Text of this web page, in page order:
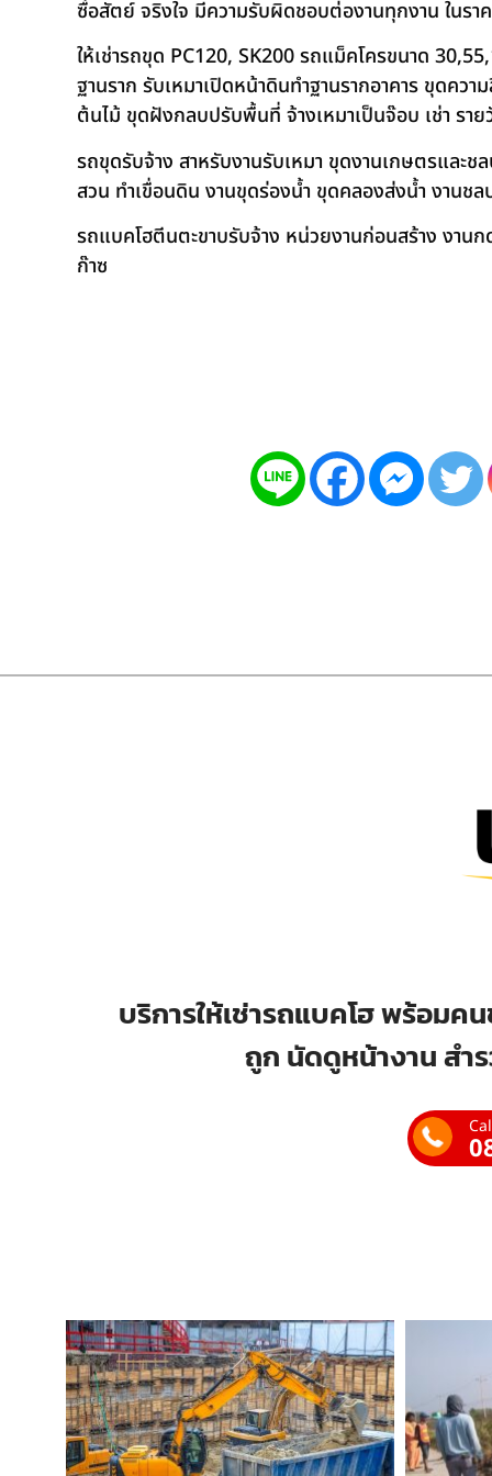
ซื่อสัตย์ จริงใจ มีความรับผิดชอบต่องานทุกงาน ในรา
ให้เช่ารถขุด PC120, SK200 รถแม็คโครขนาด
ฐานราก รับเหมาเปิดหน้าดินทำฐานรากอาคาร ขุดค
ต้นไม้ ขุดฝังกลบปรับพื้นที่ จ้างเหมาเป็นจ๊อบ เช่า ราย
รถขุดรับจ้าง สาหรับงานรับเหมา ขุดงานเกษตรและ
สวน ทำเขื่อนดิน งานขุดร่องน้ำ ขุดคลองส่งน้ำ งานช
รถแบคโฮตีนตะขาบรับจ้าง หน่วยงานก่อนสร้าง งาน
ก๊าซ
บริการให้เช่ารถแบคโฮ พร้อมค
ถูก นัดดูหน้างาน สำ